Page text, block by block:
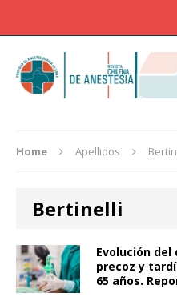
Home Apellidos
Bertinelli
Evolución
precoz y
65 años.